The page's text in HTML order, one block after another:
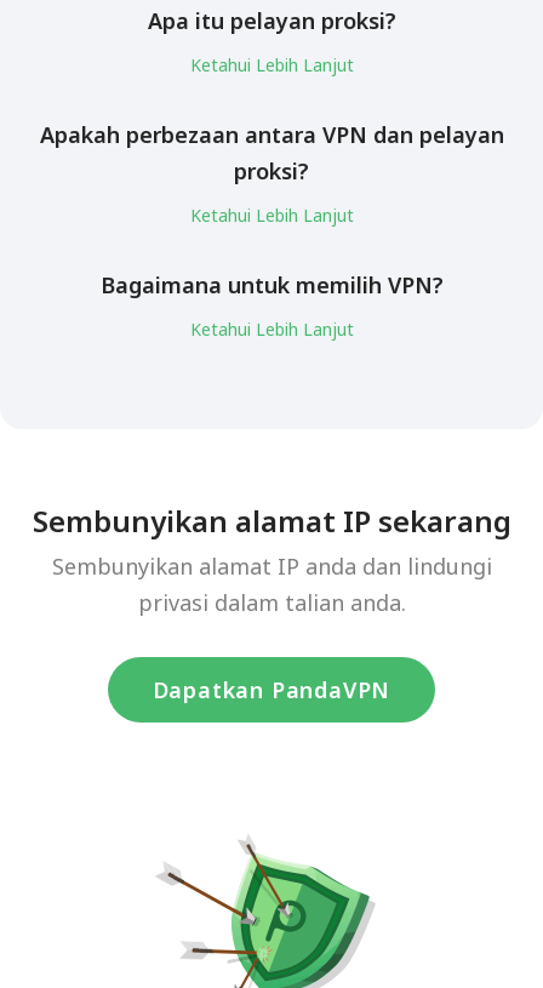
Apa itu pelayan proksi?
Ketahui Lebih Lanjut
Apakah perbezaan antara VPN dan pelayan
proksi?
Ketahui Lebih Lanjut
Bagaimana untuk memilih VPN?
Ketahui Lebih Lanjut
Sembunyikan alamat IP sekarang
Sembunyikan alamat IP anda dan lindungi
privasi dalam talian anda.
Dapatkan PandaVPN